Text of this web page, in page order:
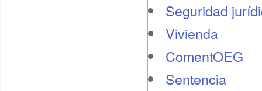
Seguridad
Vivienda
ComentOEG
Sentencia